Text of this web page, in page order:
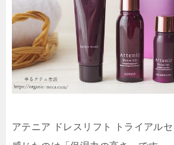
アテニア ドレスリフト トライアル